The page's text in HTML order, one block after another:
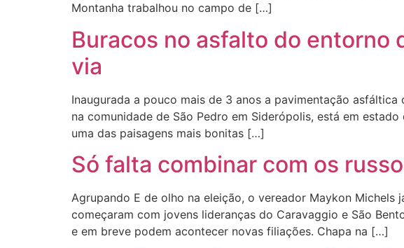
Montanha trabalhou no campo de […]
Buracos no asfalto do entorno
via
Inaugurada a pouco mais de 3 anos a pavimentação
na comunidade de São Pedro em Siderópolis, está em
uma das paisagens mais bonitas […]
Só falta combinar com os
Agrupando E de olho na eleição, o vereador Maykon
começaram com jovens lideranças do Caravaggio e São
e em breve podem acontecer novas filiações. Chapa na […]